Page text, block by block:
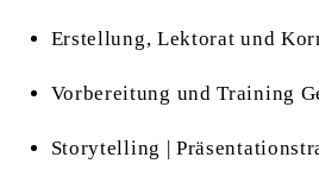
Erstellung, Lektorat und
Vorbereitung und Training
Storytelling |